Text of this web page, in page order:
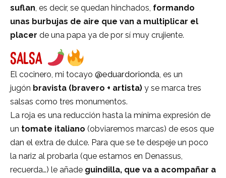
suflan, es decir, se quedan hinchados, formando
unas burbujas de aire que van a multiplicar el
placer de una papa ya de por sí muy crujiente.
Salsa
El cocinero, mi tocayo @eduardorionda, es un
jugón bravista (bravero + artista) y se marca tres
salsas como tres monumentos.
La roja es una reducción hasta la mínima expresión de
un tomate italiano (obviaremos marcas) de esos que
dan el extra de dulce. Para que se te despeje un poco
la nariz al probarla (que estamos en Denassus,
recuerda…) le añade guindilla, que va a acompañar a